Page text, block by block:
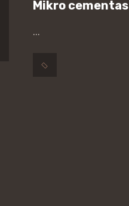
Mikro cementas
...